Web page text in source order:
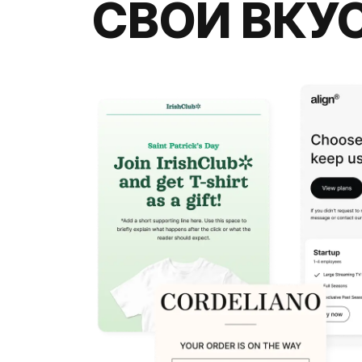
СВОЙ